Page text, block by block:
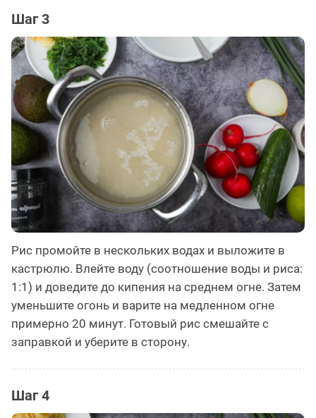
Шаг 3
Рис промойте в нескольких водах и выложите в
кастрюлю. Влейте воду (соотношение воды и риса:
1:1) и доведите до кипения на среднем огне. Затем
уменьшите огонь и варите на медленном огне
примерно 20 минут. Готовый рис смешайте с
заправкой и уберите в сторону.
Шаг 4